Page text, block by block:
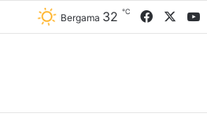
Bergama 32 ℃ Facebook